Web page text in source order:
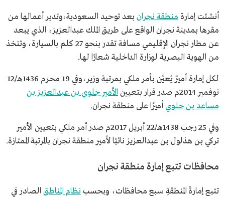
أنشئت إمارة منطقة نجران بعد توحيد السعودية،وتدير أعمالها من
مقرها بمدينة نجران الواقع على طريق الملك عبدالعزيز، الذي يبعد
عن مطار نجران الإقليمي مسافة تقدر بنحو 27 كلم بالسيارة، وتتخذ
من الهوية البصرية لوزارة الداخلية شعارًا لها.
لكل إمارة أميرٌ يُعيَّن بأمر ملكي بمرتبة وزير،وفي 19 محرم 1436هـ/12
نوفمبر 2014م صدر قرار بتعيين
الأمير جلوي بن عبدالعزيز بن
مساعد بن جلوي أميرًا على منطقة نجران.
وفي 25 رجب 1438هـ/22 أبريل 2017م صدر أمر ملكي بتعيين الأمير
تركي بن هذلول بن عبدالعزيز نائبًا لأمير منطقة نجران بالمرتبة الممتازة.
محافظات تتبع إمارة منطقة نجران
تتبع إمارةَ المنطقةِ سبع محافظات، وبحسب نظام المناطق الصادر في